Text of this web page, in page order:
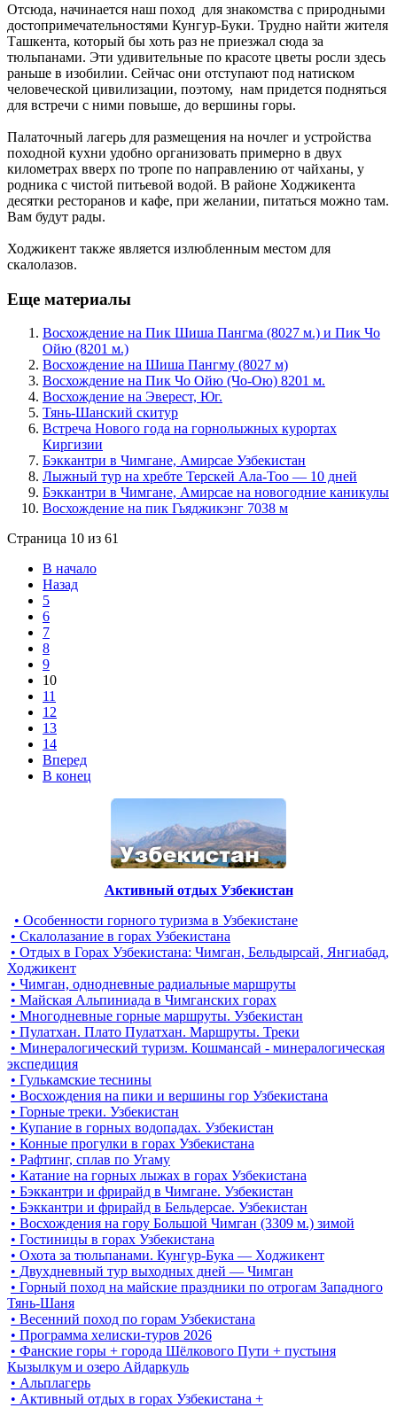
Отсюда, начинается наш поход для знакомства с природными
достопримечательностями Кунгур-Буки. Трудно найти жителя
Ташкента, который бы хоть раз не приезжал сюда за
тюльпанами. Эти удивительные по красоте цветы росли здесь
раньше в изобилии. Сейчас они отступают под натиском
человеческой цивилизации, поэтому, нам придется подняться
для встречи с ними повыше, до вершины горы.
Палаточный лагерь для размещения на ночлег и устройства
походной кухни удобно организовать примерно в двух
километрах вверх по тропе по направлению от чайханы, у
родника с чистой питьевой водой. В районе Ходжикента
десятки ресторанов и кафе, при желании, питаться можно там.
Вам будут рады.
Ходжикент также является излюбленным местом для
скалолазов.
Еще материалы
Восхождение на Пик Шиша Пангма (8027 м.) и Пик Чо
Ойю (8201 м.)
Восхождение на Шиша Пангму (8027 м)
Восхождение на Пик Чо Ойю (Чо-Ою) 8201 м.
Восхождение на Эверест, Юг.
Тянь-Шанский скитур
Встреча Нового года на горнолыжных курортах
Киргизии
Бэккантри в Чимгане, Амирсае Узбекистан
Лыжный тур на хребте Терскей Ала-Тоо — 10 дней
Бэккантри в Чимгане, Амирсае на новогодние каникулы
Восхождение на пик Гьяджикэнг 7038 м
Страница 10 из 61
В начало
Назад
5
6
7
8
9
10
11
12
13
14
Вперед
В конец
Активный отдых Узбекистан
• Особенности горного туризма в Узбекистане
• Скалолазание в горах Узбекистана
• Отдых в Горах Узбекистана: Чимган, Бельдырсай, Янгиабад,
Ходжикент
• Чимган, однодневные радиальные маршруты
• Майская Альпиниада в Чимганских горах
• Многодневные горные маршруты. Узбекистан
• Пулатхан. Плато Пулатхан. Маршруты. Треки
• Минералогический туризм. Кошмансай - минералогическая
экспедиция
• Гулькамские теснины
• Восхождения на пики и вершины гор Узбекистана
• Горные треки. Узбекистан
• Купание в горных водопадах. Узбекистан
• Конные прогулки в горах Узбекистана
• Рафтинг, сплав по Угаму
• Катание на горных лыжах в горах Узбекистана
• Бэккантри и фрирайд в Чимгане. Узбекистан
• Бэккантри и фрирайд в Бельдерсае. Узбекистан
• Восхождения на гору Большой Чимган (3309 м.) зимой
• Гостиницы в горах Узбекистана
• Охота за тюльпанами. Кунгур-Бука — Ходжикент
• Двухдневный тур выходных дней — Чимган
• Горный поход на майские праздники по отрогам Западного
Тянь-Шаня
• Весенний поход по горам Узбекистана
• Программа хелиски-туров 2026
• Фанские горы + города Шёлкового Пути + пустыня
Кызылкум и озеро Айдаркуль
• Альплагерь
• Активный отдых в горах Узбекистана +